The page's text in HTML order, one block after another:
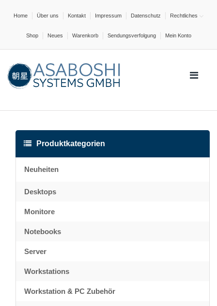
Home Über uns Kontakt Impressum Datenschutz Rechtliches
Shop Neues Warenkorb Sendungsverfolgung Mein Konto
Produktkategorien
Neuheiten
Desktops
Monitore
Notebooks
Server
Workstations
Workstation & PC Zubehör